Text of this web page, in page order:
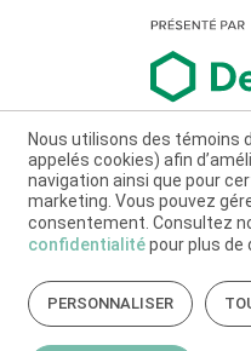
Nous utilisons des témoins
appelés cookies) afin
navigation ainsi que pour
marketing. Vous pouvez
consentement. Consultez
confidentialitépour plus de
PERSONNALISER